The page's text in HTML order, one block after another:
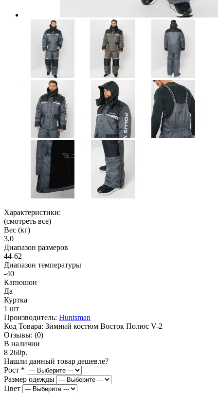
Характеристики:
(смотреть все)
Вес (кг)
3,0
Диапазон размеров
44-62
Диапазон температуры
-40
Капюшон
Да
Куртка
1 шт
Производитель: Huntsman
Код Товара: Зимний костюм Восток Полюс V-2
Отзывы: (0)
В наличии
8 260р.
Нашли данный товар дешевле?
Рост *
Размер одежды
Цвет